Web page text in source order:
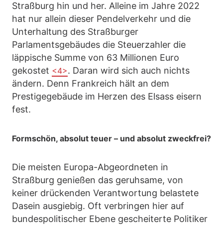
Straßburg hin und her. Alleine im Jahre 2022
hat nur allein dieser Pendelverkehr und die
Unterhaltung des Straßburger
Parlamentsgebäudes die Steuerzahler die
läppische Summe von 63 Millionen Euro
gekostet <4>. Daran wird sich auch nichts
ändern. Denn Frankreich hält an dem
Prestigegebäude im Herzen des Elsass eisern
fest.
Formschön, absolut teuer – und absolut zweckfrei?
Die meisten Europa-Abgeordneten in
Straßburg genießen das geruhsame, von
keiner drückenden Verantwortung belastete
Dasein ausgiebig. Oft verbringen hier auf
bundespolitischer Ebene gescheiterte Politiker